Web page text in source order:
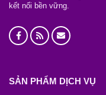
kết nối bền vững.
SẢN PHẨM DỊCH VỤ